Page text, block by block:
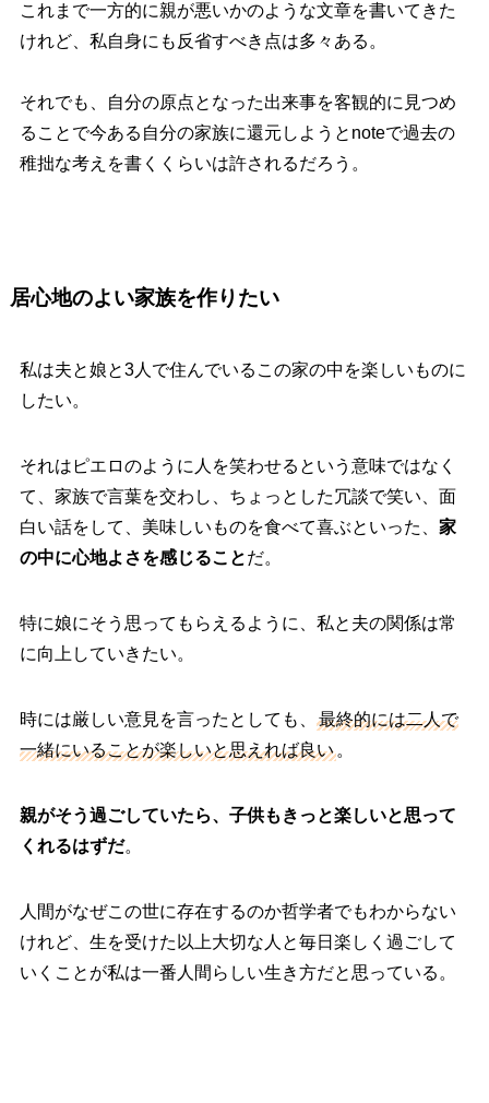
これまで一方的に親が悪いかのような文章を書いてきた
けれど、私自身にも反省すべき点は多々ある。
それでも、自分の原点となった出来事を客観的に見つめ
ることで今ある自分の家族に還元しようとnoteで過去の
稚拙な考えを書くくらいは許されるだろう。
居心地のよい家族を作りたい
私は夫と娘と3人で住んでいるこの家の中を楽しいものに
したい。
それはピエロのように人を笑わせるという意味ではなく
て、家族で言葉を交わし、ちょっとした冗談で笑い、面
白い話をして、美味しいものを食べて喜ぶといった、 家
の中に心地よさを感じることだ。
特に娘にそう思ってもらえるように、私と夫の関係は常
に向上していきたい。
時には厳しい意見を言ったとしても、
最終的には二人で
一緒にいることが楽しいと思えれば良い。
親がそう過ごしていたら、子供もきっと楽しいと思って
くれるはずだ。
人間がなぜこの世に存在するのか哲学者でもわからない
けれど、生を受けた以上大切な人と毎日楽しく過ごして
いくことが私は一番人間らしい生き方だと思っている。